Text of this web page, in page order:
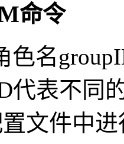
命令
色名
代表不同
文件中